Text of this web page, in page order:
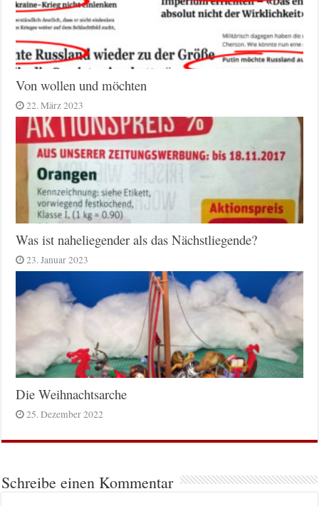
Von wollen und möchten
22. März 2023
Was ist naheliegender als das Nächstliegende?
23. Januar 2023
Die Weihnachtsarche
25. Dezember 2022
Schreibe einen Kommentar